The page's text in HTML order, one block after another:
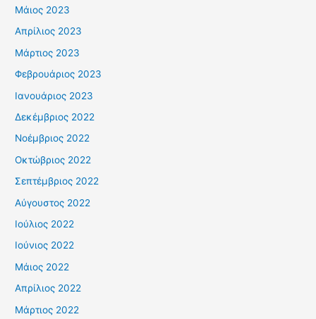
Μάιος 2023
Απρίλιος 2023
Μάρτιος 2023
Φεβρουάριος 2023
Ιανουάριος 2023
Δεκέμβριος 2022
Νοέμβριος 2022
Οκτώβριος 2022
Σεπτέμβριος 2022
Αύγουστος 2022
Ιούλιος 2022
Ιούνιος 2022
Μάιος 2022
Απρίλιος 2022
Μάρτιος 2022